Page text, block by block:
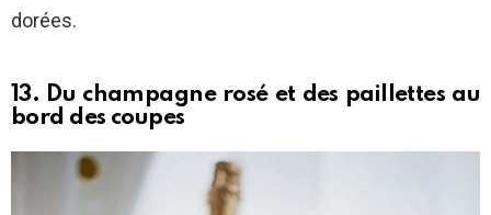
dorées.
13. Du champagne rosé et des paillettes au
bord des coupes